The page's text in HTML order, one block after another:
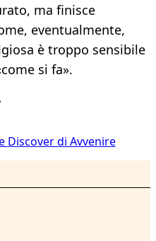
ma finisce
eventualmente,
è troppo sensibile
si fa».
Discover di Avvenire